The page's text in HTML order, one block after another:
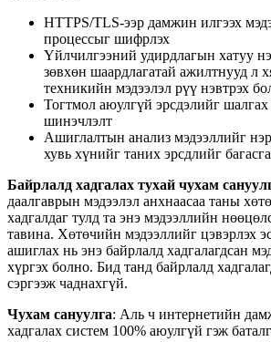
HTTPS/TLS-ээр дамжин илгээх
процессыг шифрлэх
Үйлчилгээний удирдлагын хатуу
зөвхөн шаардлагатай ажилтнууд л
техникийн мэдээлэл рүү нэвтрэх
Тогтмол аюулгүй эрсдэлийг шалгах
шинэчлэлт
Ашиглалтын анализ мэдээллийг
хувь хүнийг таних эрсдлийг
Байрлалд хадгалах тухай чухам
даалгаврын мэдээлэл анхнаасаа таны
хадгалдаг тулд та энэ мэдээллийн
тавина. Хөтөчийн мэдээллийг цэвэрлэх
ашиглах нь энэ байрлалд хадгалагдсан
хүргэх болно. Бид танд байрлалд
сэргээж чаднахгүй.
Чухам сануулга: Аль ч интернетийн
хадгалах систем 100% аюулгүй гэж